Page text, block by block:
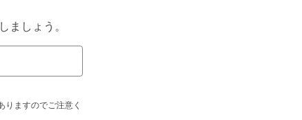
ましょう。
りますのでご注意く